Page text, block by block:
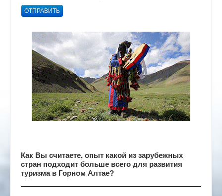
ОТПРАВИТЬ
Как Вы считаете, опыт какой из зарубежных
стран подходит больше всего для развития
туризма в Горном Алтае?